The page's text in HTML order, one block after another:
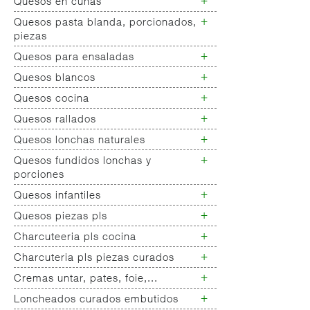
Quesos en cuñas
Quesos cuñas nacionales
Quesos cuñas internacional
Quesos pasta blanda, porcionados,
piezas
+
Queso pasta blanda
Quesos cabra pasta blanda
Cremas queso untar
Quesos para ensaladas +
Quesos ensaladas
Quesos blancos +
Quesos mozarellas
Queso fresco ultrafiltrado
Queso fresco natural
Tartas queso
Quark,queso batido...
Quesos cocina +
Queso cocina
Quesos rallados +
Queso rallado
Quesos lonchas naturales +
Queso lonchas naturales nacional
Queso lonchas naturales
internacional
Queso alternativa vegetal
Quesos fundidos lonchas y
porciones
+
Quesos fundidos lonchas
Queso fundido porciones
Quesos infantiles +
Queso infantiles todos
Quesos piezas pls +
Quesos piezas pls
Charcuteeria pls cocina +
Chacuteria pls cocina todos
Piezas barbacoa
Charcuteria pls piezas curados +
Chorizo sarta/chorizo vela piezas
Piezas
Cremas untar, pates, foie,... +
Cremas untar
Loncheados curados embutidos +